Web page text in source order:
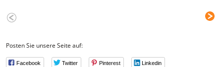
Posten Sie unsere Seite auf:
Facebook Twitter Pinterest Linkedin